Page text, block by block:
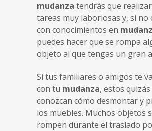
mudanza tendrás que
tareas muy laboriosas y, si no
con conocimientos en
puedes hacer que se rompa
objeto al que tengas un gran
Si tus familiares o amigos te
con tu mudanza, estos
conozcan cómo desmontar y
los muebles. Muchos objetos
rompen durante el traslado